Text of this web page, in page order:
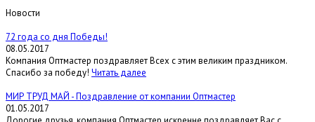
Новости
72 года со дня Победы!
08.05.2017
Компания Оптмастер поздравляет Всех с этим великим праздником.
Спасибо за победу! Читать далее
МИР ТРУД МАЙ - Поздравление от компании Оптмастер
01.05.2017